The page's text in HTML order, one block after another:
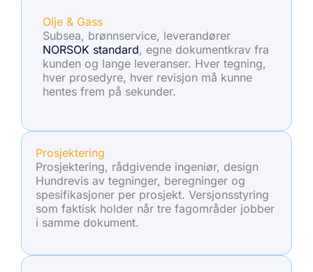
Olje & Gass
Subsea, brønnservice, leverandører
NORSOK standard, egne dokumentkrav fra
kunden og lange leveranser. Hver tegning,
hver prosedyre, hver revisjon må kunne
hentes frem på sekunder.
Prosjektering
Prosjektering, rådgivende ingeniør, design
Hundrevis av tegninger, beregninger og
spesifikasjoner per prosjekt. Versjonsstyring
som faktisk holder når tre fagområder jobber
i samme dokument.